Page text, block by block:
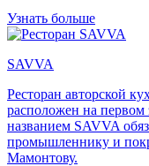
Узнать больше
SAVVA
Ресторан авторской
расположен на
названием SAVVA
промышленнику и
Мамонтову.